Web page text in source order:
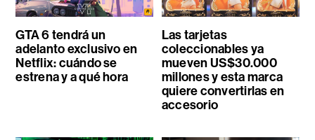
GTA 6 tendrá un
adelanto exclusivo en
Netflix: cuándo se
estrena y a qué hora
Las tarjetas
coleccionables ya
mueven US$30.000
millones y esta marca
quiere convertirlas en
accesorio